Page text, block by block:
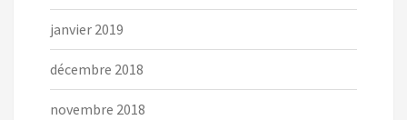
janvier 2019
décembre 2018
novembre 2018